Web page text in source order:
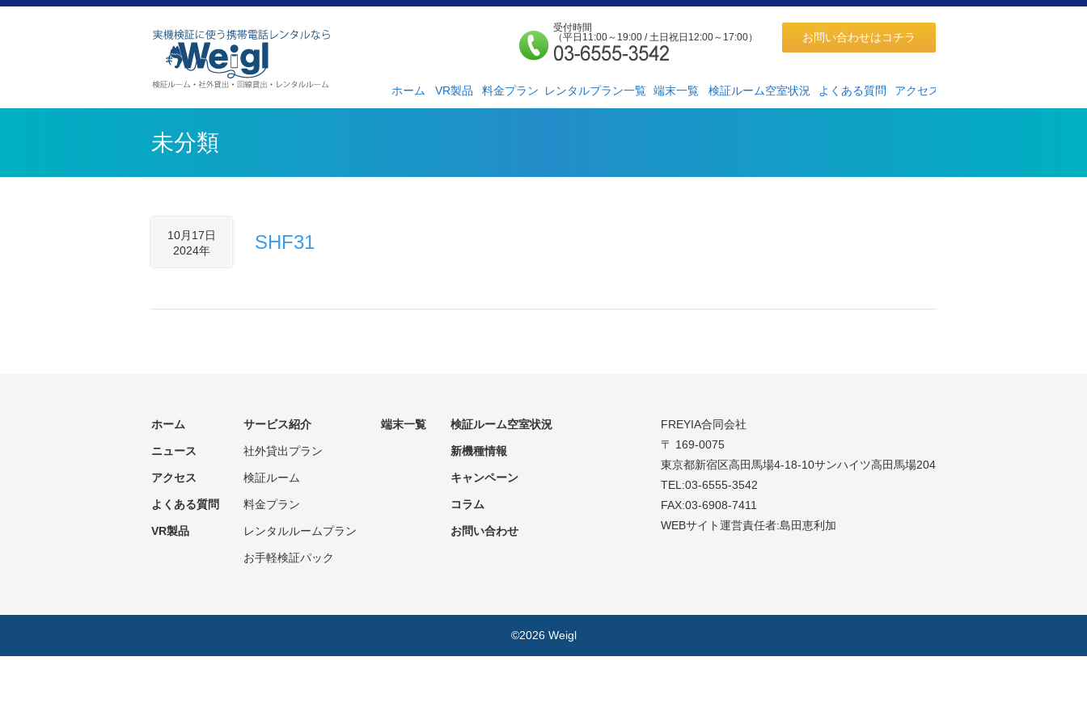
お問い合わせはコチラ
受付時間
（平日11:00～19:00 / 土日祝日12:00～17:00）
ホーム VR製品 料金プラン レンタルプラン一覧 端末一覧 検証ルーム空室状況 よくある質問 アクセス
未分類
10月17日
2024年
SHF31
ホーム
ニュース
アクセス
よくある質問
VR製品
サービス紹介
社外貸出プラン
検証ルーム
料金プラン
レンタルルームプラン
お手軽検証パック
端末一覧 検証ルーム空室状況
新機種情報
キャンペーン
コラム
お問い合わせ
FREYIA合同会社
〒 169-0075
東京都新宿区高田馬場4-18-10サンハイツ高田馬場204
TEL:03-6555-3542
FAX:03-6908-7411
WEBサイト運営責任者:島田恵利加
©2026 Weigl